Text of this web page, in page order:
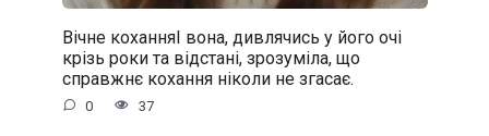
Вічне коханняІ вона, дивлячись у його очі
крізь роки та відстані, зрозуміла, що
справжнє кохання ніколи не згасає.
0 37